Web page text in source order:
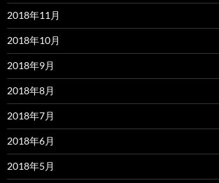
2018年11月
2018年10月
2018年9月
2018年8月
2018年7月
2018年6月
2018年5月